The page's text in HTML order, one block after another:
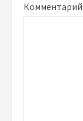
Комментарий